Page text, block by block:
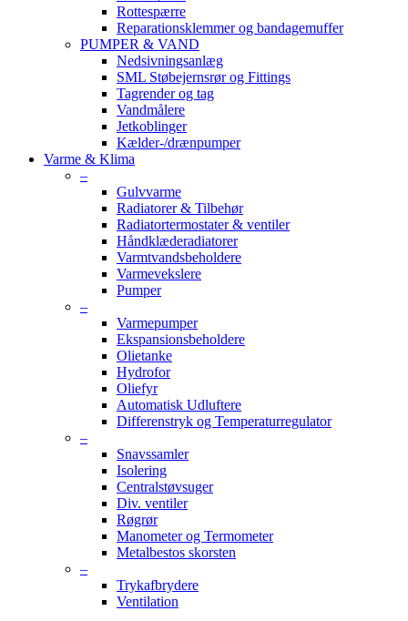
Rottespærre
Reparationsklemmer og bandagemuffer
PUMPER & VAND
Nedsivningsanlæg
SML Støbejernsrør og Fittings
Tagrender og tag
Vandmålere
Jetkoblinger
Kælder-/drænpumper
Varme & Klima
–
Gulvvarme
Radiatorer & Tilbehør
Radiatortermostater & ventiler
Håndklæderadiatorer
Varmtvandsbeholdere
Varmevekslere
Pumper
–
Varmepumper
Ekspansionsbeholdere
Olietanke
Hydrofor
Oliefyr
Automatisk Udluftere
Differenstryk og Temperaturregulator
–
Snavssamler
Isolering
Centralstøvsuger
Div. ventiler
Røgrør
Manometer og Termometer
Metalbestos skorsten
–
Trykafbrydere
Ventilation